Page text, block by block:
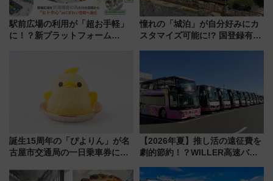
駅前広場の利用が「超お手軽」
に！？新プラットフォーム
どに【JR東日本】
憧れの「城泊」が自分好みにカ
スタマイズ可能に!? 国登録有形
ンが誕生！
誕生15周年の「ぴよりん」が名
古屋市交通局の一日乗車券に！
定1万5000枚】
【2026年夏】推し活の遠征費を
劇的節約！？WILLER高速バス
温泉の最強ルート 予約期間・